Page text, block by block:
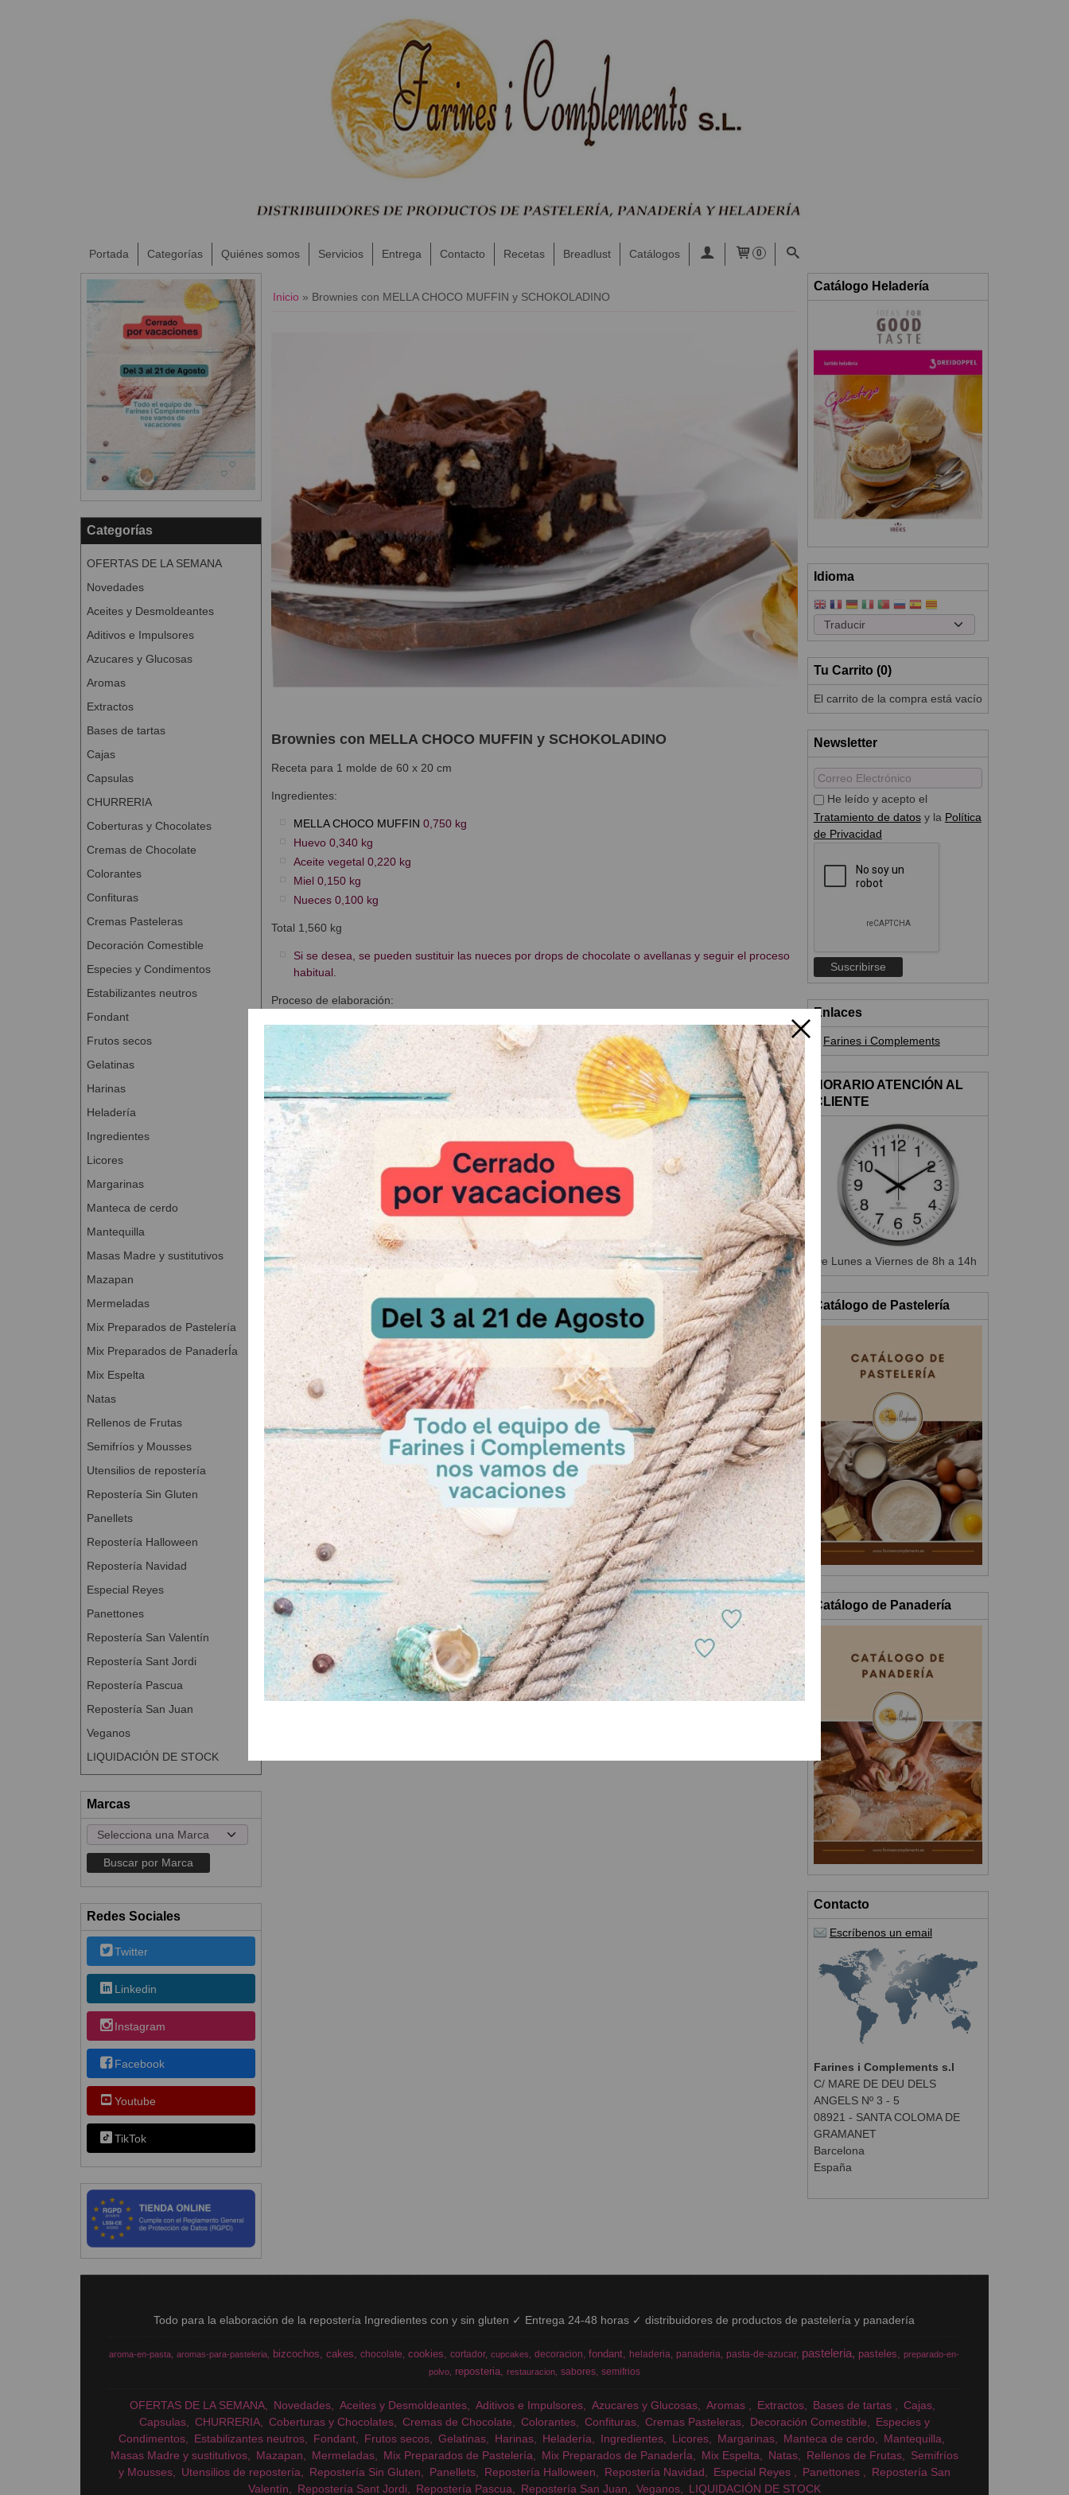
Portada Categorías Quiénes somos Servicios Entrega Contacto Recetas Breadlust Catálogos 0
Categorías
OFERTAS DE LA SEMANA
Novedades
Aceites y Desmoldeantes
Aditivos e Impulsores
Azucares y Glucosas
Aromas
Extractos
Bases de tartas
Cajas
Capsulas
CHURRERIA
Coberturas y Chocolates
Cremas de Chocolate
Colorantes
Confituras
Cremas Pasteleras
Decoración Comestible
Especies y Condimentos
Estabilizantes neutros
Fondant
Frutos secos
Gelatinas
Harinas
Heladería
Ingredientes
Licores
Margarinas
Manteca de cerdo
Mantequilla
Masas Madre y sustitutivos
Mazapan
Mermeladas
Mix Preparados de Pastelería
Mix Preparados de PanaderÍa
Mix Espelta
Natas
Rellenos de Frutas
Semifríos y Mousses
Utensilios de repostería
Repostería Sin Gluten
Panellets
Repostería Halloween
Repostería Navidad
Especial Reyes
Panettones
Repostería San Valentín
Repostería Sant Jordi
Repostería Pascua
Repostería San Juan
Veganos
LIQUIDACIÓN DE STOCK
Marcas
Redes Sociales
Twitter
Linkedin
Instagram
Facebook
Youtube
TikTok
Inicio » Brownies con MELLA CHOCO MUFFIN y SCHOKOLADINO
Brownies con MELLA CHOCO MUFFIN y SCHOKOLADINO
Receta para 1 molde de 60 x 20 cm
Ingredientes:
MELLA CHOCO MUFFIN 0,750 kg
Huevo 0,340 kg
Aceite vegetal 0,220 kg
Miel 0,150 kg
Nueces 0,100 kg
Total 1,560 kg
Si se desea, se pueden sustituir las nueces por drops de chocolate o avellanas y seguir el proceso
habitual.
Proceso de elaboración:
Mezclar los ingredientes de la masa en batidora con pala a velocidad lenta de 3 a 5 minutos. En el
último minuto de batido, añadir las nueces y mezclar.
Extender y alisar la masa en un molde rectangular de 60 x 20 cm.
Cocer a 180 ºC durante 30 minutos y dejar enfriar.
Bañar con una fina capa deSCHOKOLADINO , “peinar” y cortar porciones del tamaño deseado.
Para un brownie compacto y húmedo, recomendamos desmoldar la pieza al salir del horno, colocar
encima el molde con 2 – 3 kg de peso y dejar enfriar.
Catálogo Heladería
Idioma
Tu Carrito (0)
El carrito de la compra está vacío
Newsletter
He leído y acepto el
Tratamiento de datosy la Política
de Privacidad
Enlaces
Farines i Complements
HORARIO ATENCIÓN AL
CLIENTE
De Lunes a Viernes de 8h a 14h
Catálogo de Pastelería
Catálogo de Panadería
Contacto
Escríbenos un email
Farines i Complements s.l
C/ MARE DE DEU DELS
ANGELS Nº 3 - 5
08921 - SANTA COLOMA DE
GRAMANET
Barcelona
España
Todo para la elaboración de la repostería Ingredientes con y sin gluten ✓ Entrega 24-48 horas ✓ distribuidores de productos de pastelería y panadería
aroma-en-pasta aromas-para-pasteleria bizcochos cakes chocolate cookies cortador cupcakes decoracion fondant heladeria panaderia pasta-de-azucar pasteleria pasteles
preparado-en-
polvo
reposteria restauracion sabores semifrios
OFERTAS DE LA SEMANA Novedades Aceites y Desmoldeantes Aditivos e Impulsores Azucares y Glucosas Aromas Extractos Bases de tartas
Cajas
Capsulas
CHURRERIA Coberturas y Chocolates Cremas de Chocolate Colorantes Confituras Cremas Pasteleras Decoración Comestible
Especies y
Condimentos
Estabilizantes neutros Fondant Frutos secos Gelatinas Harinas Heladería Ingredientes Licores Margarinas Manteca de cerdo
Mantequilla
Masas Madre y sustitutivos
Mazapan Mermeladas Mix Preparados de Pastelería Mix Preparados de PanaderÍa Mix Espelta Natas Rellenos de Frutas
Semifríos
y Mousses
Utensilios de repostería Repostería Sin Gluten Panellets Repostería Halloween Repostería Navidad Especial Reyes Panettones
Repostería San
Valentín
Repostería Sant Jordi Repostería Pascua Repostería San Juan Veganos LIQUIDACIÓN DE STOCK